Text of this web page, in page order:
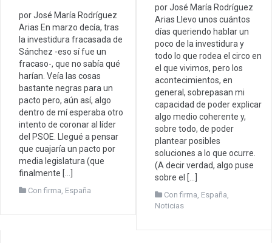
por José María Rodríguez
Arias Llevo unos cuántos
días queriendo hablar un
poco de la investidura y
todo lo que rodea el circo en
el que vivimos, pero los
acontecimientos, en
general, sobrepasan mi
capacidad de poder explicar
algo medio coherente y,
sobre todo, de poder
plantear posibles
soluciones a lo que ocurre.
(A decir verdad, algo puse
sobre el […]
Con firma España
Noticias
por José María Rodríguez
Arias En marzo decía, tras
la investidura fracasada de
Sánchez -eso sí fue un
fracaso-, que no sabía qué
harían. Veía las cosas
bastante negras para un
pacto pero, aún así, algo
dentro de mí esperaba otro
intento de coronar al líder
del PSOE. Llegué a pensar
que cuajaría un pacto por
media legislatura (que
finalmente […]
Con firma España